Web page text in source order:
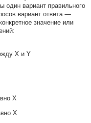
один вариант правильного
вариант ответа —
значение или
Х и Y
Х
Х